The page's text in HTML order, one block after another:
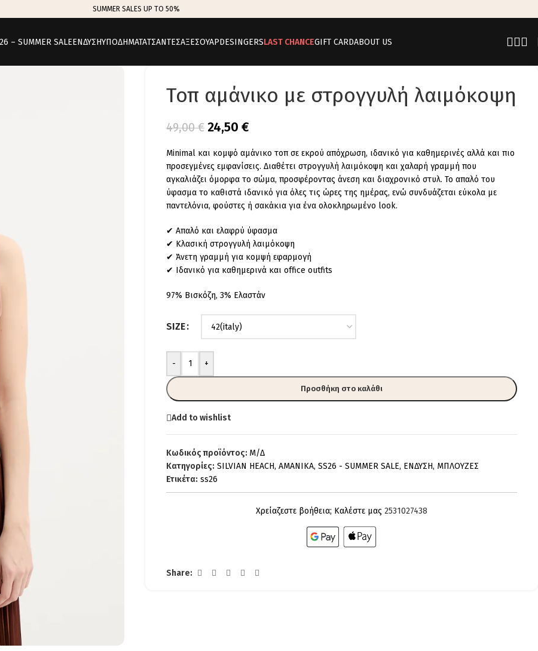
SUMMER SALES UP TO 50%
– SUMMER SALEΕΝΔΥΣΗΥΠΟΔΗΜΑΤΑΤΣΑΝΤΕΣΑΞΕΣΟΥΑΡDESINGERSLAST CHANCEGIFT CARDABOUT US
Τοπ αμάνικο με στρογγυλή λαιμόκοψη
49,00€ 24,50 €
Minimal και κομψό αμάνικο τοπ σε εκρού απόχρωση, ιδανικό για καθημερινές αλλά και πιο
προσεγμένες εμφανίσεις. Διαθέτει στρογγυλή λαιμόκοψη και χαλαρή γραμμή που
αγκαλιάζει όμορφα το σώμα, προσφέροντας άνεση και διαχρονικό στυλ. Το απαλό του
ύφασμα το καθιστά ιδανικό για όλες τις ώρες της ημέρας, ενώ συνδυάζεται εύκολα με
παντελόνια, φούστες ή σακάκια για ένα ολοκληρωμένο look.
✔ Απαλό και ελαφρύ ύφασμα
✔ Κλασική στρογγυλή λαιμόκοψη
✔ Άνετη γραμμή για κομψή εφαρμογή
✔ Ιδανικό για καθημερινά και office outfits
97% Βισκόζη, 3% Ελαστάν
SIZE
- +
Προσθήκη στο καλάθι
Add to wishlist
Κωδικός προϊόντος: Μ/Δ
Κατηγορίες: SILVIAN HEACH, AMANIKA, SS26 - SUMMER SALE, ΕΝΔΥΣΗ, ΜΠΛΟΥΖΕΣ
Ετικέτα: ss26
Χρείαζεστε βοήθεια; Καλέστε μας 2531027438
Share: